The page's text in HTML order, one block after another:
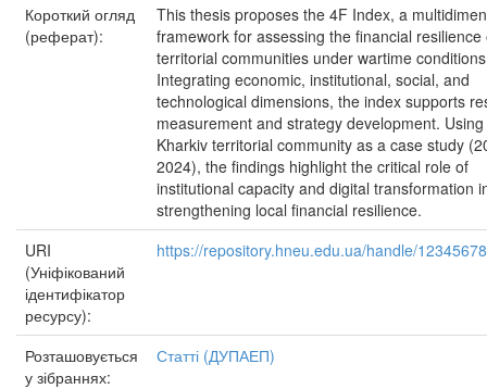
Короткий огляд
(реферат):
This thesis proposes the 4F Index, a
framework for assessing the financial resilience
territorial communities under wartime
Integrating economic, institutional, social, and
technological dimensions, the index supports
measurement and strategy development.
Kharkiv territorial community as a case study
2024), the findings highlight the critical role of
institutional capacity and digital transformation
strengthening local financial resilience.
URI
(Уніфікований
ідентифікатор
ресурсу):
https://repository.hneu.edu.ua/handle/
Розташовується
у зібраннях:
Статті (ДУПАЕП)